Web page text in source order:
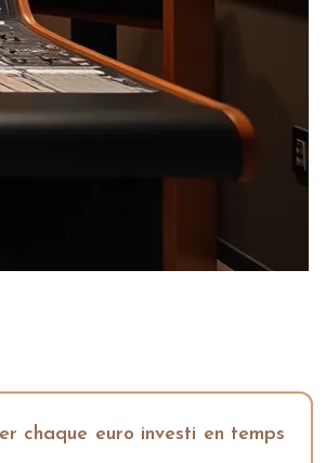
chaque euro investi en temps